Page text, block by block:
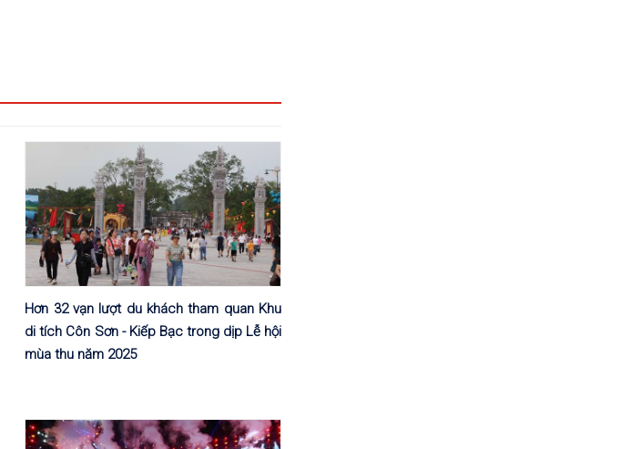
Hơn 32 vạn lượt du khách tham quan Khu
di tích Côn Sơn - Kiếp Bạc trong dịp Lễ hội
mùa thu năm 2025